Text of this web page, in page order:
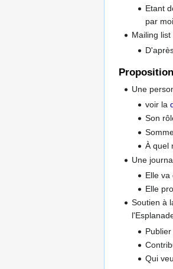
Etant
par
Mailing list
Une
voir la
Son
À quel
Une
Elle
Elle
Soutien à
Qui